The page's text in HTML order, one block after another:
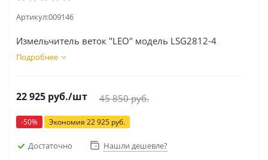
Артикул:009146
Измельчитель веток "LEO" модель LSG2812-4
Подробнее
22 925 руб./шт 45 850руб.
-50% Экономия 22 925 руб.
Достаточно Нашли дешевле?